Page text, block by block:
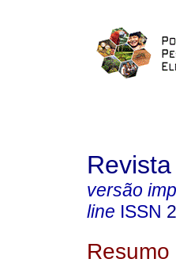
versão
line ISSN
Resumo